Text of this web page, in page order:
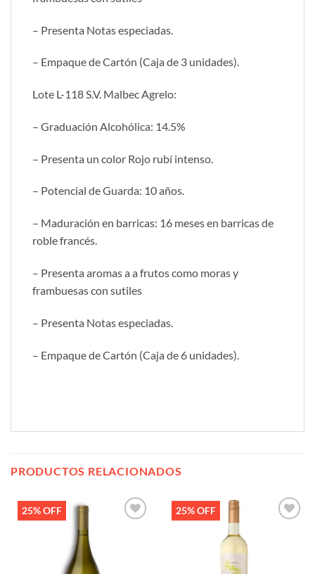
– Presenta Notas especiadas.
– Empaque de Cartón (Caja de 3 unidades).
Lote L-118 S.V. Malbec Agrelo:
– Graduación Alcohólica: 14.5%
– Presenta un color Rojo rubí intenso.
– Potencial de Guarda: 10 años.
– Maduración en barricas: 16 meses en barricas de
roble francés.
– Presenta aromas a a frutos como moras y
frambuesas con sutiles
– Presenta Notas especiadas.
– Empaque de Cartón (Caja de 6 unidades).
PRODUCTOS RELACIONADOS
25% OFF 25% OFF